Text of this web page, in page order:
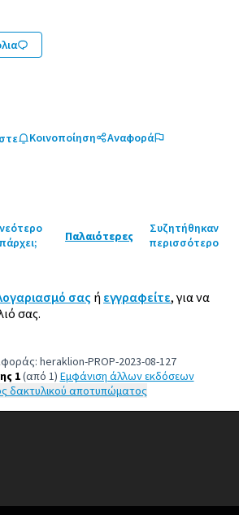
Κοινοποίηση Αναφορά
Παλαιότερες
Συζητήθηκαν
περισσότερο
σας ή εγγραφείτε, για να
σας.
heraklion-PROP-2023-08-127
1(από 1) εμφάνιση άλλων εκδόσεων
δακτυλικού αποτυπώματος
at XParticipation Portal στο Facebook
Citizens Participation Portal στο YouTube